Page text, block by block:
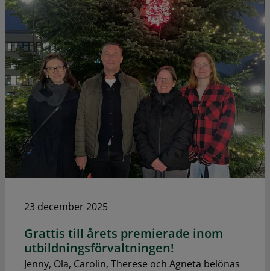
23 december 2025
Grattis till årets premierade inom
utbildningsförvaltningen!
Jenny, Ola, Carolin, Therese och Agneta belönas